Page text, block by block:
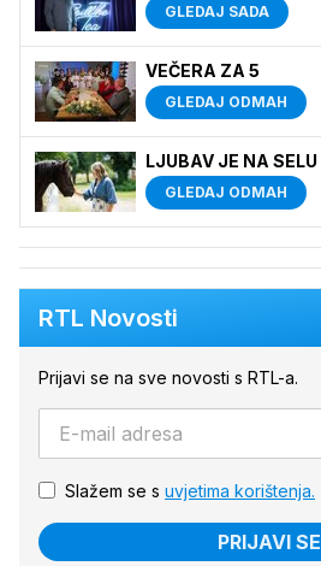
GLEDAJ SADA
VEČERA ZA 5
GLEDAJ ODMAH
LJUBAV JE NA SELU
GLEDAJ ODMAH
RTL Novosti
Prijavi se na sve novosti s RTL-a.
Slažem se s uvjetima korištenja.
PRIJAVI SE